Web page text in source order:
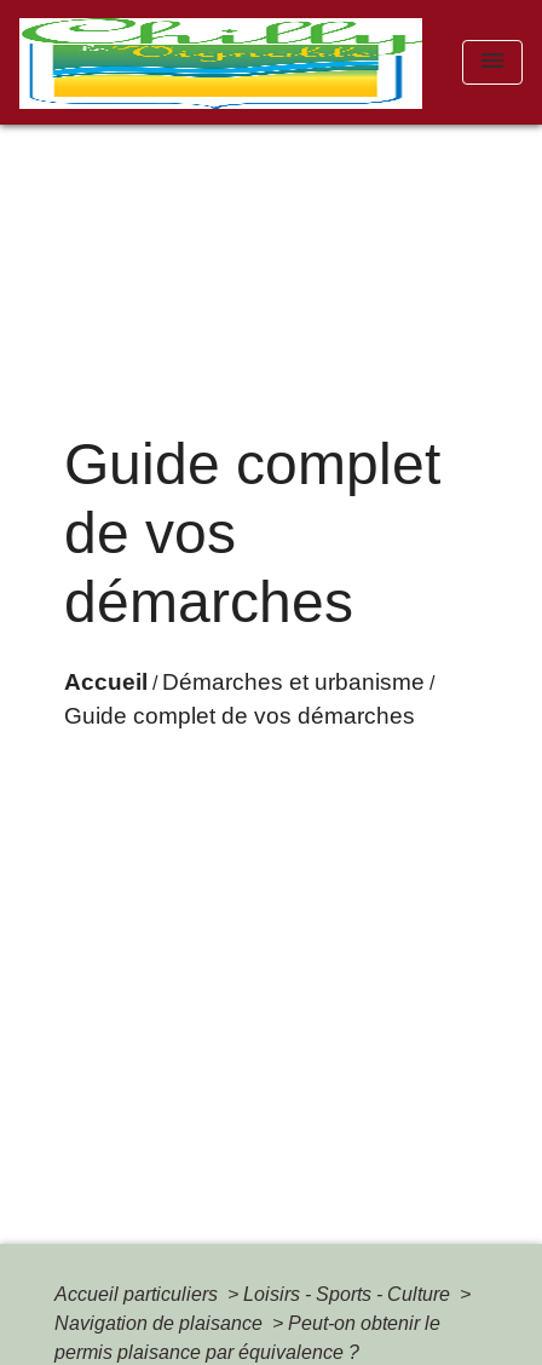
menu
Guide complet
de vos
démarches
Accueil / Démarches et urbanisme /
Guide complet de vos démarches
Accueil particuliers > Loisirs - Sports - Culture >
Navigation de plaisance > Peut-on obtenir le
permis plaisance par équivalence ?